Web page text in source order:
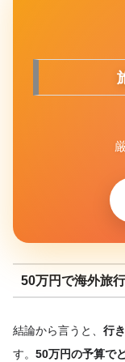
50万円で海外旅
結論から言うと、 行
す。 50万円の予算で